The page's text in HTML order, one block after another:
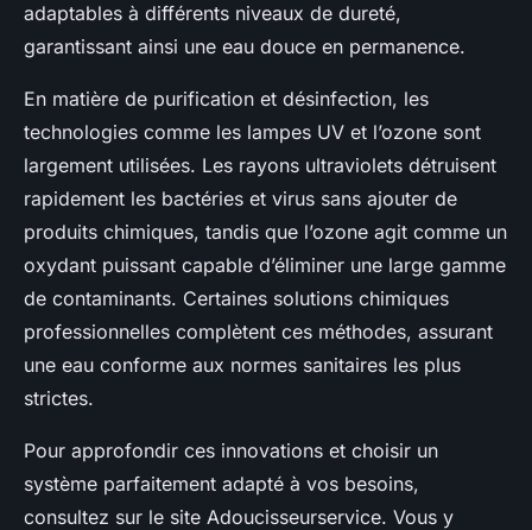
adaptables à différents niveaux de dureté,
garantissant ainsi une eau douce en permanence.
En matière de purification et désinfection, les
technologies comme les lampes UV et l’ozone sont
largement utilisées. Les rayons ultraviolets détruisent
rapidement les bactéries et virus sans ajouter de
produits chimiques, tandis que l’ozone agit comme un
oxydant puissant capable d’éliminer une large gamme
de contaminants. Certaines solutions chimiques
professionnelles complètent ces méthodes, assurant
une eau conforme aux normes sanitaires les plus
strictes.
Pour approfondir ces innovations et choisir un
système parfaitement adapté à vos besoins,
consultez sur le site Adoucisseurservice. Vous y